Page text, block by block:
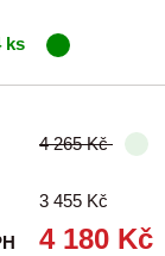
ks
4 265 Kč
3 455 Kč
4 180 Kč